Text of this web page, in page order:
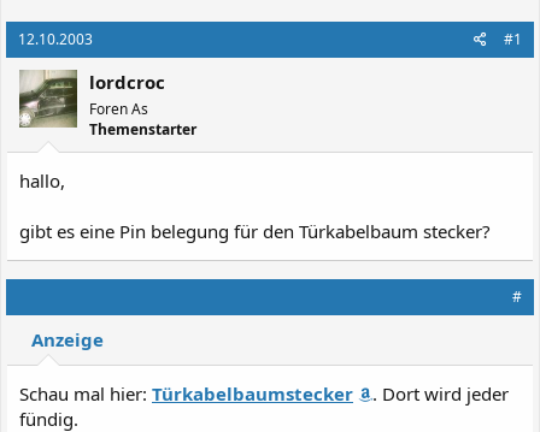
12.10.2003 #1
lordcroc
Foren As
Themenstarter
hallo,
gibt es eine Pin belegung für den Türkabelbaum stecker?
#
Anzeige
Schau mal hier: Türkabelbaumstecker
. Dort wird jeder
fündig.